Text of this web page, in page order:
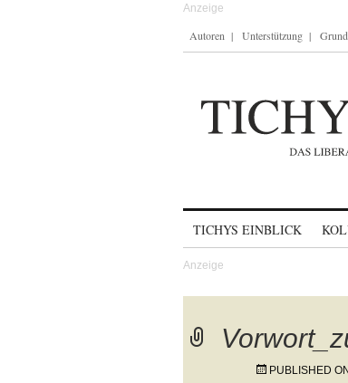
Autoren Unterstützung
TICHYS EINBLICK
PUBLISHED ON